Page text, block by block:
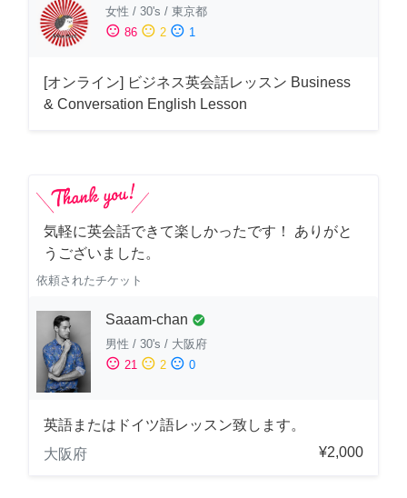
女性 / 30's / 東京都
sentiment_satisfied 86 sentiment_neutral 2 sentiment_dissatisfied 1
[オンライン] ビジネス英会話レッスン Business
& Conversation English Lesson
気軽に英会話できて楽しかったです！ ありがと
うございました。
依頼されたチケット
Saaam-chan check_circle
男性 / 30's / 大阪府
sentiment_satisfied 21 sentiment_neutral 2 sentiment_dissatisfied 0
英語またはドイツ語レッスン致します。
大阪府
¥2,000